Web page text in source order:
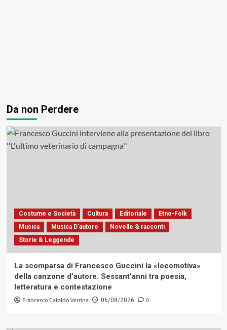
Da non Perdere
Costume e Società Cultura Editoriale
Etno-Folk
Musica
Musica D'autore
Novelle & racconti
Storie & Leggende
La scomparsa di Francesco Guccini la «locomotiva»
della canzone d’autore. Sessant’anni tra poesia,
letteratura e contestazione
Francesco Cataldo Verrina 06/08/2026 0